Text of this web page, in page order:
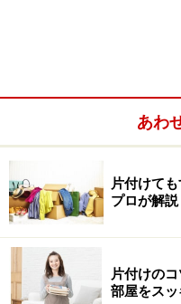
流しやコンロの廻り、
ないのが理想です。と
ます。その場合には、
とにしましょう。フラ
はじめとして、フライ
て下げておきます。
あわ
片付けて
プロが解説
片付けの
部屋をス